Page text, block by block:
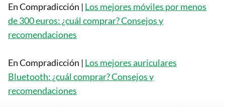
En Compradicción | Los mejores móviles por menos
de 300 euros: ¿cuál comprar? Consejos y
recomendaciones
En Compradicción | Los mejores auriculares
Bluetooth: ¿cuál comprar? Consejos y
recomendaciones